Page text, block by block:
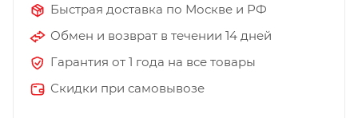
Быстрая доставка по Москве и РФ
Обмен и возврат в течении 14 дней
Гарантия от 1 года на все товары
Скидки при самовывозе